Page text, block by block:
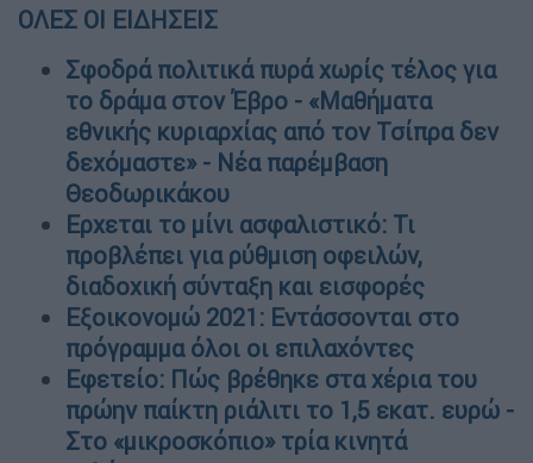
ΟΛΕΣ ΟΙ ΕΙΔΗΣΕΙΣ
Σφοδρά πολιτικά πυρά χωρίς τέλος για
το δράμα στον Έβρο - «Μαθήματα
εθνικής κυριαρχίας από τον Τσίπρα δεν
δεχόμαστε» - Νέα παρέμβαση
Θεοδωρικάκου
Ερχεται το μίνι ασφαλιστικό: Τι
προβλέπει για ρύθμιση οφειλών,
διαδοχική σύνταξη και εισφορές
Εξοικονομώ 2021: Εντάσσονται στο
πρόγραμμα όλοι οι επιλαχόντες
Εφετείο: Πώς βρέθηκε στα χέρια του
πρώην παίκτη ριάλιτι το 1,5 εκατ. ευρώ -
Στο «μικροσκόπιο» τρία κινητά